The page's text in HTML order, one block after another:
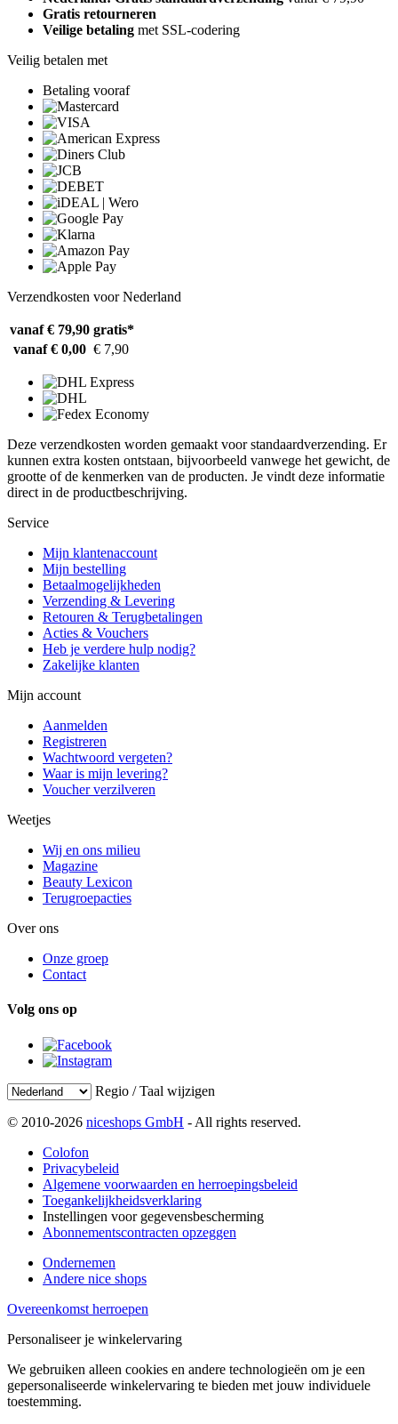
Gratis retourneren
Veilige betaling met SSL-codering
Veilig betalen met
Betaling vooraf
Verzendkosten voor Nederland
vanaf € 79,90 gratis*
vanaf € 0,00 € 7,90
Deze verzendkosten worden gemaakt voor standaardverzending. Er
kunnen extra kosten ontstaan, bijvoorbeeld vanwege het gewicht, de
grootte of de kenmerken van de producten. Je vindt deze informatie
direct in de productbeschrijving.
Service
Mijn klantenaccount
Mijn bestelling
Betaalmogelijkheden
Verzending & Levering
Retouren & Terugbetalingen
Acties & Vouchers
Heb je verdere hulp nodig?
Zakelijke klanten
Mijn account
Aanmelden
Registreren
Wachtwoord vergeten?
Waar is mijn levering?
Voucher verzilveren
Weetjes
Wij en ons milieu
Magazine
Beauty Lexicon
Terugroepacties
Over ons
Onze groep
Contact
Volg ons op
Regio / Taal wijzigen
© 2010-2026 niceshops GmbH - All rights reserved.
Colofon
Privacybeleid
Algemene voorwaarden en herroepingsbeleid
Toegankelijkheidsverklaring
Instellingen voor gegevensbescherming
Abonnementscontracten opzeggen
Ondernemen
Andere nice shops
Overeenkomst herroepen
Personaliseer je winkelervaring
We gebruiken alleen cookies en andere technologieën om je een
gepersonaliseerde winkelervaring te bieden met jouw individuele
toestemming.